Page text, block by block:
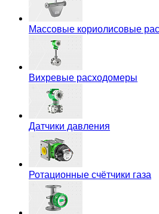
Массовые кориолисовые
Вихревые расходомеры
Датчики давления
Ротационные счётчики газа